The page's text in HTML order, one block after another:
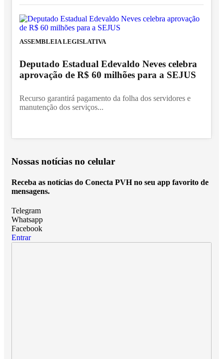
ASSEMBLEIA LEGISLATIVA
Deputado Estadual Edevaldo Neves celebra
aprovação de R$ 60 milhões para a SEJUS
Recurso garantirá pagamento da folha dos servidores e
manutenção dos serviços...
Nossas notícias no celular
Receba as notícias do Conecta PVH no seu app favorito de
mensagens.
Telegram
Whatsapp
Facebook
Entrar